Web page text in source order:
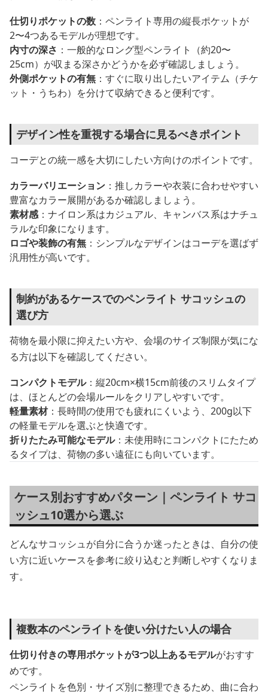
仕切りポケットの数 ：ペンライト専用の縦長ポケットが
2〜4つあるモデルが理想です。
内寸の深さ ：一般的なロング型ペンライト（約20〜
25cm）が収まる深さかどうかを必ず確認しましょう。
外側ポケットの有無 ：すぐに取り出したいアイテム（チケ
ット・うちわ）を分けて収納できると便利です。
デザイン性を重視する場合に見るべきポイント
コーデとの統一感を大切にしたい方向けのポイントです。
カラーバリエーション ：推しカラーや衣装に合わせやすい
豊富なカラー展開があるか確認しましょう。
素材感：ナイロン系はカジュアル、キャンバス系はナチュ
ラルな印象になります。
ロゴや装飾の有無 ：シンプルなデザインはコーデを選ばず
汎用性が高いです。
制約があるケースでのペンライト サコッシュの
選び方
荷物を最小限に抑えたい方や、会場のサイズ制限が気にな
る方は以下を確認してください。
コンパクトモデル：縦20cm×横15cm前後のスリムタイプ
は、ほとんどの会場ルールをクリアしやすいです。
軽量素材：長時間の使用でも疲れにくいよう、200g以下
の軽量モデルを選ぶと快適です。
折りたたみ可能なモデル：未使用時にコンパクトにたため
るタイプは、荷物の多い遠征にも向いています。
ケース別おすすめパターン｜ペンライト サコ
ッシュ10選から選ぶ
どんなサコッシュが自分に合うか迷ったときは、自分の使
い方に近いケースを参考に絞り込むと判断しやすくなりま
す。
複数本のペンライトを使い分けたい人の場合
仕切り付きの専用ポケットが3つ以上あるモデルがおすす
めです。
ペンライトを色別・サイズ別に整理できるため、曲に合わ